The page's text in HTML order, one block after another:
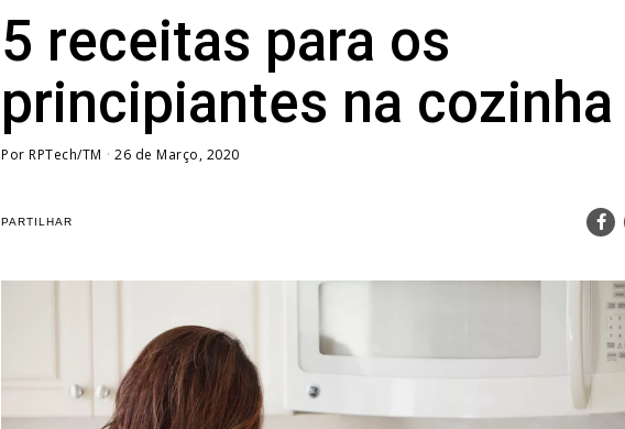
5 receitas para os
principiantes na cozinha
Por RPTech/TM 26 de Março, 2020
PARTILHAR